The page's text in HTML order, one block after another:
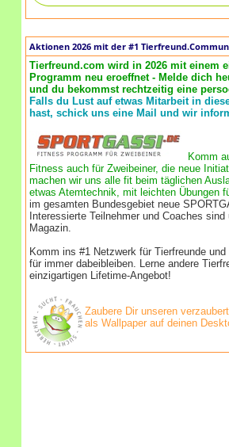
Aktionen 2026 mit der #1
Tierfreund.com wird in 2026 mit einem
Programm neu eroeffnet - Melde dich
und du bekommst rechtzeitig eine
Falls du Lust auf etwas Mitarbeit in
hast, schick uns eine Mail und wir
Komm
Fitness auch für Zweibeiner, die neue
machen wir uns alle fit beim täglichen
etwas Atemtechnik, mit leichten Übungen
im gesamten Bundesgebiet neue
Interessierte Teilnehmer und Coaches
Magazin.
Komm ins #1 Netzwerk für Tierfreunde
für immer dabeibleiben. Lerne andere
einzigartigen Lifetime-Angebot!
Zaubere Dir unseren
als Wallpaper auf deinen